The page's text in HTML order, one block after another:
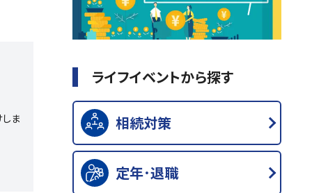
ま
ライフイベントから探す
相続対策
定年･退職